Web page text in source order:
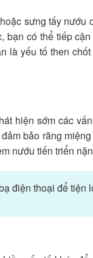
sưng tấy nướu
bạn có thể tiếp
là yếu tố then
hiện sớm các
bảo răng
nướu tiến triển
điện thoại để tiện